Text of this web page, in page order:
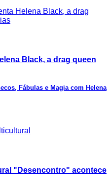
Black, a drag queen
Fábulas e Magia com Helena
"Desencontro" acontece